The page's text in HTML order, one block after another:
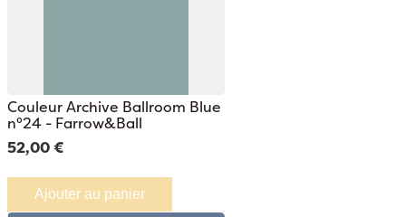
Couleur Archive Ballroom Blue
n°24 - Farrow&Ball
52,00 €
Ajouter au panier